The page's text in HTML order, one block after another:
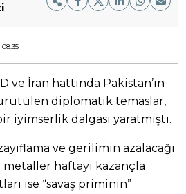
ve İran hattında Pakistan’ın
diplomatik temaslar,
iyimserlik dalgası yaratmıştı.
ve gerilimin azalacağı
haftayı kazançla
ise “savaş priminin”